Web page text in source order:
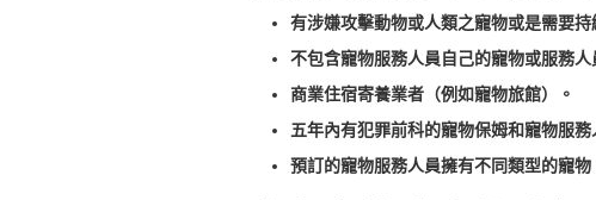
有涉嫌攻擊動物或人類之寵物或是需要
不包含寵物服務人員自己的寵物或服務人
商業住宿寄養業者（例如寵物旅館）。
五年內有犯罪前科的寵物保姆和寵物服
預訂的寵物服務人員擁有不同類型的寵物